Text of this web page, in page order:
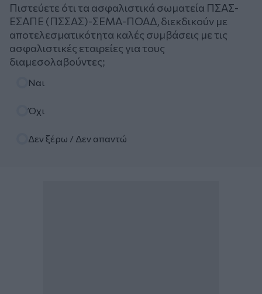
Πιστεύετε ότι τα ασφαλιστικά σωματεία ΠΣΑΣ-
ΕΣΑΠΕ (ΠΣΣΑΣ)-ΣΕΜΑ-ΠΟΑΔ, διεκδικούν με
αποτελεσματικότητα καλές συμβάσεις με τις
ασφαλιστικές εταιρείες για τους
διαμεσολαβούντες;
Ναι
Όχι
Δεν ξέρω / Δεν απαντώ